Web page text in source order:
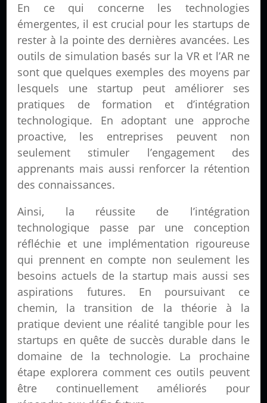
En ce qui concerne les technologies
émergentes, il est crucial pour les startups de
rester à la pointe des dernières avancées. Les
outils de simulation basés sur la VR et l’AR ne
sont que quelques exemples des moyens par
lesquels une startup peut améliorer ses
pratiques de formation et d’intégration
technologique. En adoptant une approche
proactive, les entreprises peuvent non
seulement stimuler l’engagement des
apprenants mais aussi renforcer la rétention
des connaissances.
Ainsi, la réussite de l’intégration
technologique passe par une conception
réfléchie et une implémentation rigoureuse
qui prennent en compte non seulement les
besoins actuels de la startup mais aussi ses
aspirations futures. En poursuivant ce
chemin, la transition de la théorie à la
pratique devient une réalité tangible pour les
startups en quête de succès durable dans le
domaine de la technologie. La prochaine
étape explorera comment ces outils peuvent
être continuellement améliorés pour